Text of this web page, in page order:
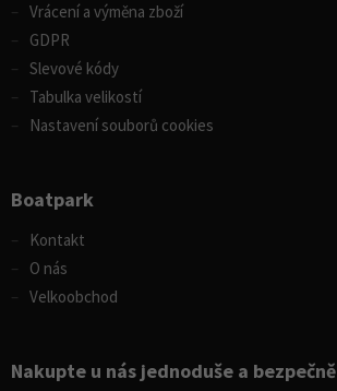
Vrácení a výměna zboží
GDPR
Slevové kódy
Tabulka velikostí
Nastavení souborů cookies
Boatpark
Kontakt
O nás
Velkoobchod
Nakupte u nás jednoduše a bezpečně